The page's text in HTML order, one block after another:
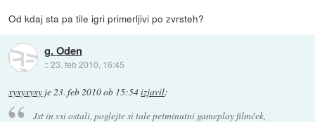
Od kdaj sta pa tile igri primerljivi po zvrsteh?
g. Oden
::23. feb 2010, 16:45
xyxyxyxy je23. feb 2010 ob 15:54izjavil:
Jst in vsi ostali, poglejte si tale petminutni gameplay filmček,